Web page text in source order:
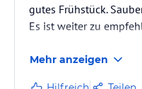
gutes Frühstück.
Es ist weiter zu
Mehr anzeigen